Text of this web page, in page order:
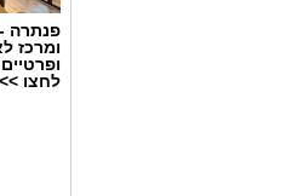
פנתרה
ומרכז
לחצו >>